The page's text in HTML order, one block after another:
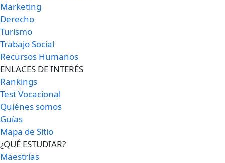
Marketing
Derecho
Turismo
Trabajo Social
Recursos Humanos
ENLACES DE INTERÉS
Rankings
Test Vocacional
Quiénes somos
Guías
Mapa de Sitio
¿QUÉ ESTUDIAR?
Maestrías